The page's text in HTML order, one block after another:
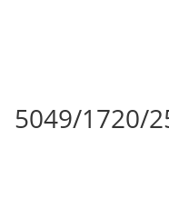
5049/1720/